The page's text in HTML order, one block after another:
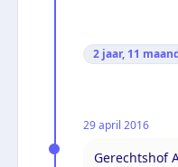
2 jaar, 11
29 april 2016
Gerechtshof